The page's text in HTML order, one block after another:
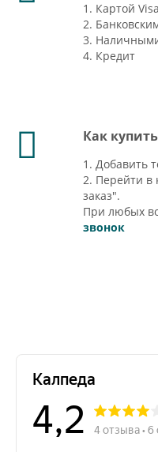
1. Картой
2.
3.
4. Кредит
Как
1. Добавить
2. Перейти в
заказ".
При любых
звонок